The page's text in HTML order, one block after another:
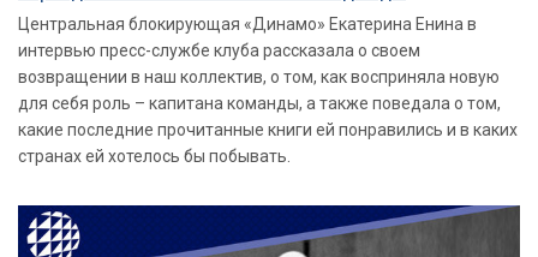
Центральная блокирующая «Динамо» Екатерина Енина в
интервью пресс-службе клуба рассказала о своем
возвращении в наш коллектив, о том, как восприняла новую
для себя роль – капитана команды, а также поведала о том,
какие последние прочитанные книги ей понравились и в каких
странах ей хотелось бы побывать.